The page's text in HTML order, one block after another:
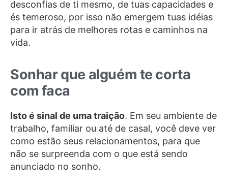
desconfias de ti mesmo, de tuas capacidades e
és temeroso, por isso não emergem tuas idéias
para ir atrás de melhores rotas e caminhos na
vida.
Sonhar que alguém te corta
com faca
Isto é sinal de uma traição. Em seu ambiente de
trabalho, familiar ou até de casal, você deve ver
como estão seus relacionamentos, para que
não se surpreenda com o que está sendo
anunciado no sonho.